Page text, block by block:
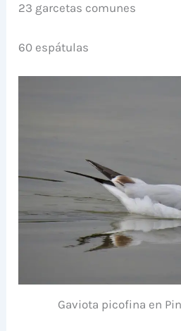
23 garcetas comunes
60 espátulas
Gaviota picofina en